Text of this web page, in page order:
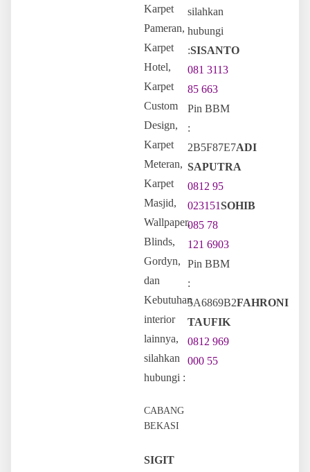
silahkan
hubungi
:SISANTO
081 3113
85 663
Pin BBM
:
2B5F87E7ADI
SAPUTRA
0812 95
023151SOHIB
085 78
121 6903
Pin BBM
:
5A6869B2FAHRONI
TAUFIK
0812 969
000 55
Karpet
Pameran,
Karpet
Hotel,
Karpet
Custom
Design,
Karpet
Meteran,
Karpet
Masjid,
Wallpaper,
Blinds,
Gordyn,
dan
Kebutuhan
interior
lainnya,
silahkan
hubungi :
CABANG
BEKASI
SIGIT